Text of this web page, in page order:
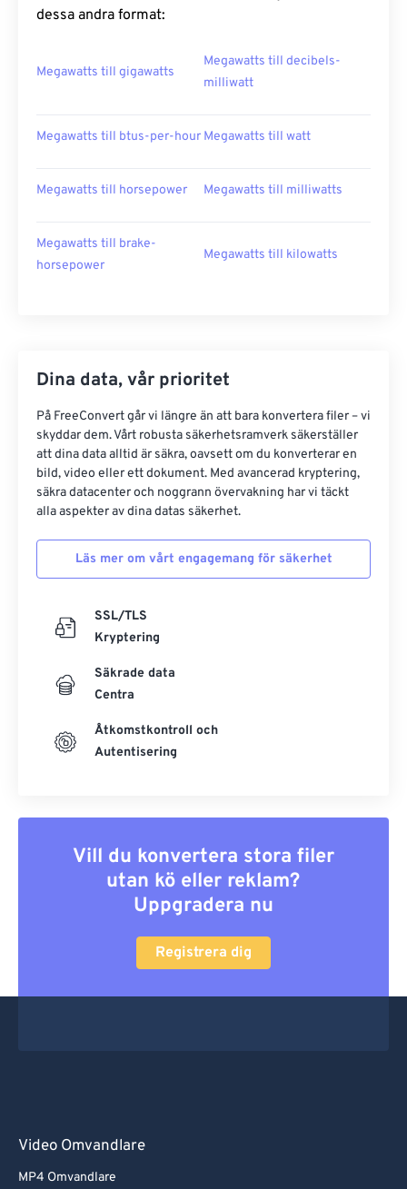
dessa andra format:
Megawatts till gigawatts
Megawatts till decibels-
milliwatt
Megawatts till btus-per-hour Megawatts till watt
Megawatts till horsepower Megawatts till milliwatts
Megawatts till brake-
horsepower
Megawatts till kilowatts
Dina data, vår prioritet
På FreeConvert går vi längre än att bara konvertera filer – vi
skyddar dem. Vårt robusta säkerhetsramverk säkerställer
att dina data alltid är säkra, oavsett om du konverterar en
bild, video eller ett dokument. Med avancerad kryptering,
säkra datacenter och noggrann övervakning har vi täckt
alla aspekter av dina datas säkerhet.
Läs mer om vårt engagemang för säkerhet
SSL/TLS
Kryptering
Säkrade data
Centra
Åtkomstkontroll och
Autentisering
Vill du konvertera stora filer
utan kö eller reklam?
Uppgradera nu
Registrera dig
Video Omvandlare
MP4 Omvandlare